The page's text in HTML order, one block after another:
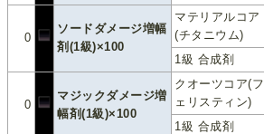
0
ソードダメージ増幅
剤(1級)×100
マテリアルコア
(チタニウム)
1級 合成剤
0
マジックダメージ増
幅剤(1級)×100
クオーツコア(フ
ェリスティン)
1級 合成剤